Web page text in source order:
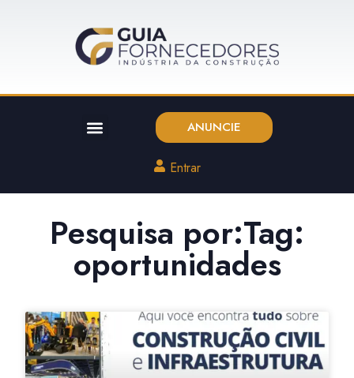
ANUNCIE
Entrar
Pesquisa por:Tag:
oportunidades